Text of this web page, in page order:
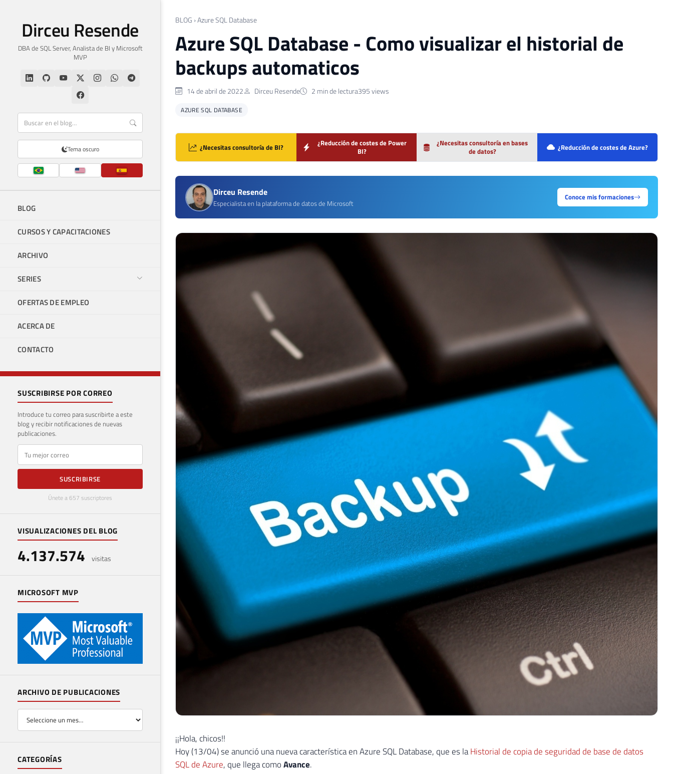
Dirceu Resende
DBA de SQL Server, Analista de BI y Microsoft
MVP
Tema oscuro
BLOG
CURSOS Y CAPACITACIONES
ARCHIVO
SERIES
OFERTAS DE EMPLEO
ACERCA DE
CONTACTO
SUSCRIBIRSE POR CORREO
Introduce tu correo para suscribirte a este
blog y recibir notificaciones de nuevas
publicaciones.
E-mail
SUSCRIBIRSE
Únete a 657 suscriptores
VISUALIZACIONES DEL BLOG
4.137.574 visitas
MICROSOFT MVP
ARCHIVO DE PUBLICACIONES
CATEGORÍAS
BLOG ›Azure SQL Database
Azure SQL Database - Como visualizar el historial de
backups automaticos
14 de abril de 2022 Dirceu Resende 2 min de lectura395 views
AZURE SQL DATABASE
¿Necesitas consultoría de BI?
¿Reducción de costes de Power
BI?
¿Necesitas consultoría en bases
de datos?
¿Reducción de costes de Azure?
Dirceu Resende
Especialista en la plataforma de datos de Microsoft
Conoce mis formaciones
¡¡Hola, chicos!!
Hoy (13/04) se anunció una nueva característica en Azure SQL Database, que es laHistorial de copia de seguridad de base de datos
SQL de Azure, que llega comoAvance.